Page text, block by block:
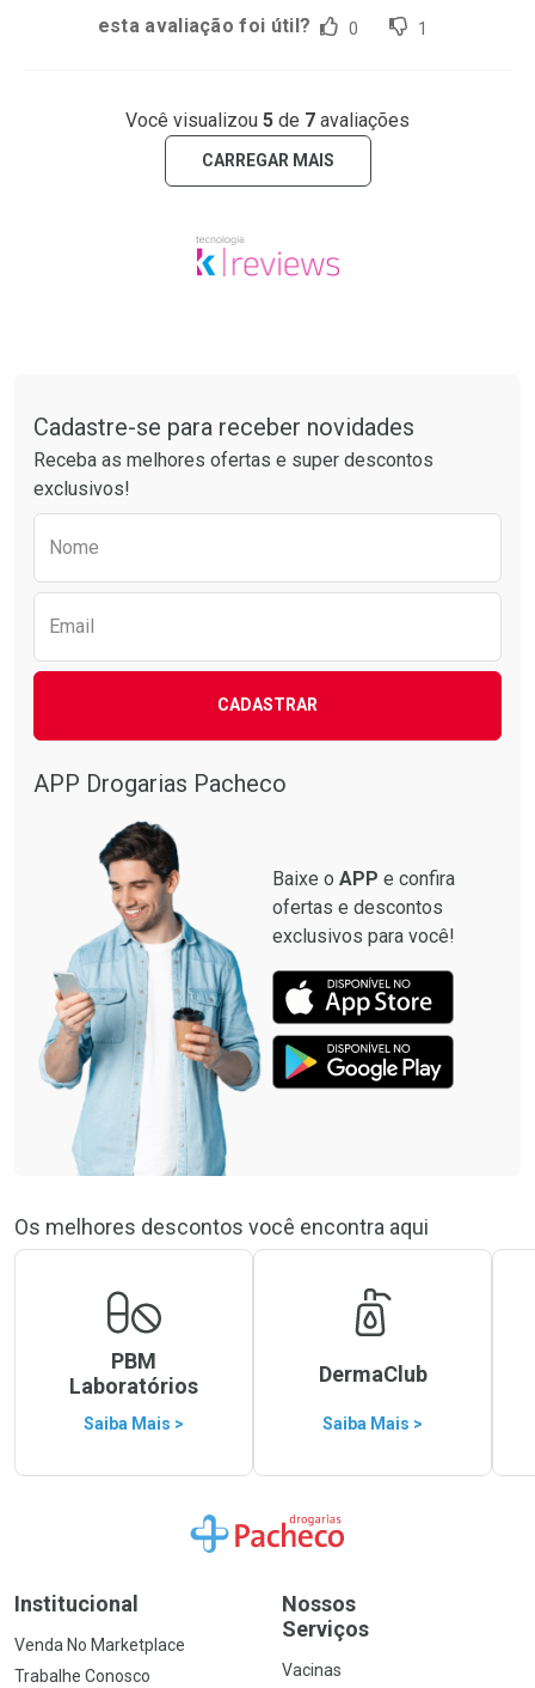
esta avaliação foi útil? 0 1
Você visualizou 5 de 7 avaliações
CARREGAR MAIS
Cadastre-se para receber novidades
Receba as melhores ofertas e super descontos
exclusivos!
Nome
Email
CADASTRAR
APP Drogarias Pacheco
Baixe o APP e confira
ofertas e descontos
exclusivos para você!
Os melhores descontos você encontra aqui
PBM
Laboratórios
Saiba Mais >
DermaClub
Saiba Mais >
Ir para a Home
Institucional
Venda No Marketplace
Trabalhe Conosco
Nossos
Serviços
Vacinas